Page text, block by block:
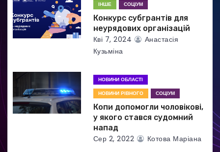
в
ІНШЕ СОЦІУМ
Конкурс субгрантів для
неурядових організацій
Кві 7, 2024
Анастасія
Кузьміна
НОВИНИ ОБЛАСТІ
НОВИНИ РІВНОГО
СОЦІУМ
Копи допомогли чоловікові,
у якого стався судомний
напад
Сер 2, 2022 Котова Маріана